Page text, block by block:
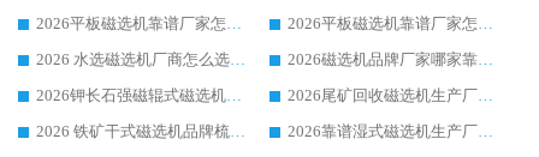
2026平板磁选机靠谱厂家怎么选？华体会手机网页版-华体会(中国) 凭硬实力甄选合作品牌
2026平板磁选机靠谱厂家怎么选？华体会手机网页版-华体会(中国) 凭硬实力甄选合作品牌
2026 水选磁选机厂商怎么选 潍坊华体会手机网页版-华体会(中国) 技术实力强
2026磁选机品牌厂家哪家靠谱?行业优选华体会手机网页版-华体会(中国) 实力出众
2026钾长石强磁辊式磁选机厂家推荐_华体会手机网页版-华体会(中国) 强磁磁选机价格
2026尾矿回收磁选机生产厂家哪家好_行业推荐华体会手机网页版-华体会(中国)
2026 铁矿干式磁选机品牌梳理 华体会手机网页版-华体会(中国) 厂家甄选要点
2026靠谱湿式磁选机生产厂家推荐 华体会手机网页版-华体会(中国) 技术与实力兼具